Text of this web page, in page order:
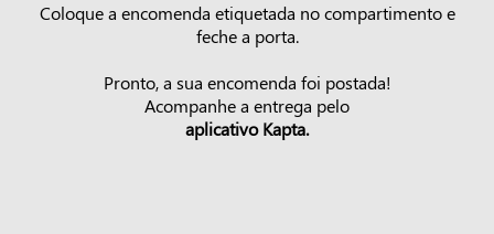
Coloque a encomenda etiquetada no compartimento e
feche a porta.
Pronto, a sua encomenda foi postada!
Acompanhe a entrega pelo
aplicativo Kapta.